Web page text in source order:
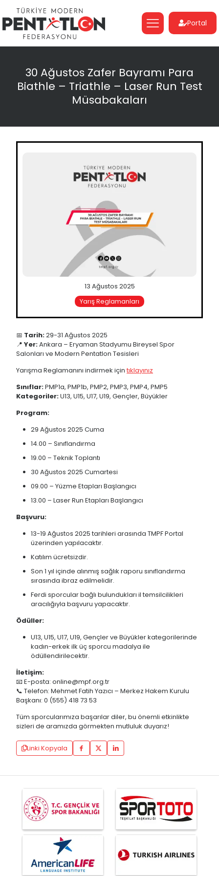
Portal
30 Ağustos Zafer Bayramı Para
Biathle – Triathle – Laser Run Test
Müsabakaları
13 Ağustos 2025
Yarış Reglamanları
📅 Tarih:29-31 Ağustos 2025
📍 Yer:Ankara – Eryaman Stadyumu Bireysel Spor
Salonları ve Modern Pentatlon Tesisleri
Yarışma Reglamanını indirmek için tıklayınız
Sınıflar:PMP1a, PMP1b, PMP2, PMP3, PMP4, PMP5
Kategoriler:U13, U15, U17, U19, Gençler, Büyükler
Program:
29 Ağustos 2025 Cuma
⁠14.00 – Sınıflandırma
⁠19.00 – Teknik Toplantı
30 Ağustos 2025 Cumartesi
09.00 – Yüzme Etapları Başlangıcı
⁠13.00 – Laser Run Etapları Başlangıcı
Başvuru:
13-19 Ağustos 2025 tarihleri arasında TMPF Portal
üzerinden yapılacaktır.
Katılım ücretsizdir.
Son 1 yıl içinde alınmış sağlık raporu sınıflandırma
sırasında ibraz edilmelidir.
Ferdi sporcular bağlı bulundukları il temsilcilikleri
aracılığıyla başvuru yapacaktır.
Ödüller:
U13, U15, U17, U19, Gençler ve Büyükler kategorilerinde
kadın-erkek ilk üç sporcu madalya ile
ödüllendirilecektir.
İletişim:
📧 E-posta: online@mpf.org.tr
📞 Telefon: Mehmet Fatih Yazıcı – Merkez Hakem Kurulu
Başkanı: 0 (555) 418 73 53
Tüm sporcularımıza başarılar diler, bu önemli etkinlikte
sizleri de aramızda görmekten mutluluk duyarız!
Linki Kopyala